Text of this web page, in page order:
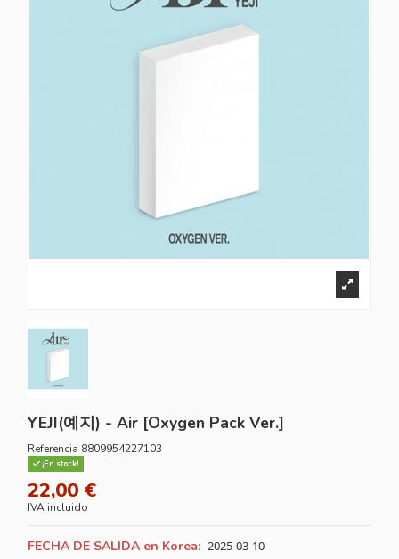
YEJI(예지) - Air [Oxygen Pack Ver.]
Referencia 8809954227103
¡En stock!
22,00 €
IVA incluido
FECHA DE SALIDA en Korea: 2025-03-10